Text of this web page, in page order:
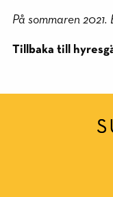
På sommaren
Tillbaka till